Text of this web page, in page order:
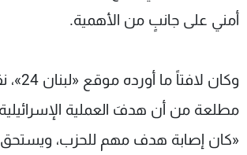
أمني على جانبٍ من الأهمية.
وكان
مطلعة من أن هدفَ العملية
«كان إصابة هدف مهم للحزب، ويستحق